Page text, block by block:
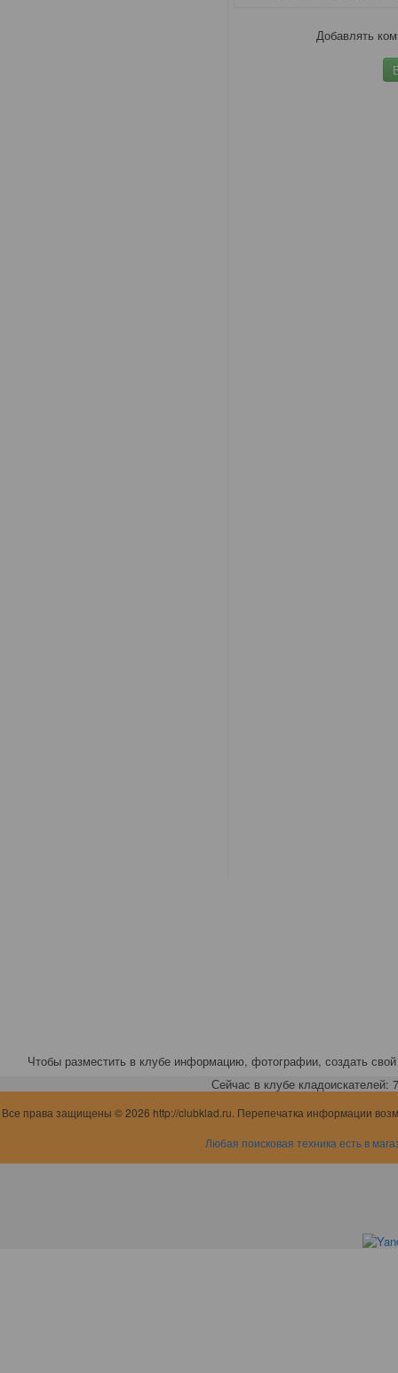
Добавлять
Чтобы разместить в клубе информацию, фотографии, создать свой
Сейчас в клубе кладоискателей:
Все права защищены © 2026 http://clubklad.ru. Перепечатка информации
Любая поисковая техника есть в